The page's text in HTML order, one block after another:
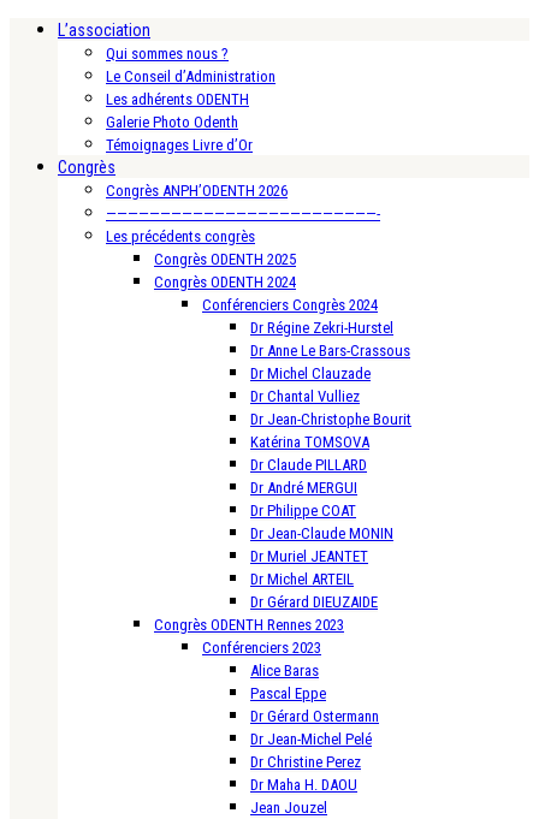
L’association
Qui sommes nous ?
Le Conseil d’Administration
Les adhérents ODENTH
Galerie Photo Odenth
Témoignages Livre d’Or
Congrès
Congrès ANPH’ODENTH 2026
—————————————————————————-
Les précédents congrès
Congrès ODENTH 2025
Congrès ODENTH 2024
Conférenciers Congrès 2024
Dr Régine Zekri-Hurstel
Dr Anne Le Bars-Crassous
Dr Michel Clauzade
Dr Chantal Vulliez
Dr Jean-Christophe Bourit
Katérina TOMSOVA
Dr Claude PILLARD
Dr André MERGUI
Dr Philippe COAT
Dr Jean-Claude MONIN
Dr Muriel JEANTET
Dr Michel ARTEIL
Dr Gérard DIEUZAIDE
Congrès ODENTH Rennes 2023
Conférenciers 2023
Alice Baras
Pascal Eppe
Dr Gérard Ostermann
Dr Jean-Michel Pelé
Dr Christine Perez
Dr Maha H. DAOU
Jean Jouzel